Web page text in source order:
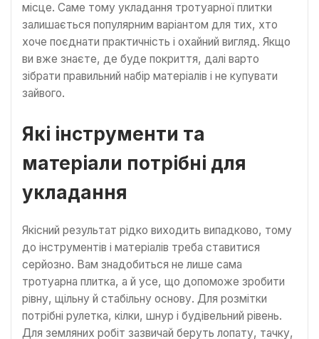
місце. Саме тому укладання тротуарної плитки
залишається популярним варіантом для тих, хто
хоче поєднати практичність і охайний вигляд. Якщо
ви вже знаєте, де буде покриття, далі варто
зібрати правильний набір матеріалів і не купувати
зайвого.
Які інструменти та
матеріали потрібні для
укладання
Якісний результат рідко виходить випадково, тому
до інструментів і матеріалів треба ставитися
серйозно. Вам знадобиться не лише сама
тротуарна плитка, а й усе, що допоможе зробити
рівну, щільну й стабільну основу. Для розмітки
потрібні рулетка, кілки, шнур і будівельний рівень.
Для земляних робіт зазвичай беруть лопату, тачку,